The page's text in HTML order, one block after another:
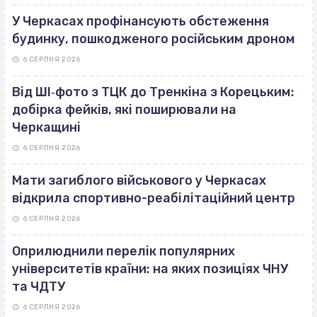
У Черкасах профінансують обстеження
будинку, пошкодженого російським дроном
6 СЕРПНЯ 2026
Від ШІ‐фото з ТЦК до Тренкіна з Корецьким:
добірка фейків, які поширювали на
Черкащині
6 СЕРПНЯ 2026
Мати загиблого військового у Черкасах
відкрила спортивно-реабілітаційний центр
6 СЕРПНЯ 2026
Оприлюднили перелік популярних
університетів країни: на яких позиціях ЧНУ
та ЧДТУ
6 СЕРПНЯ 2026